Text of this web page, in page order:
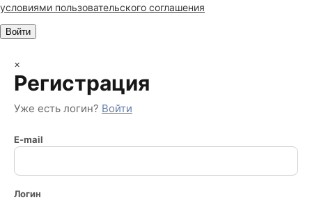
условиями пользовательского соглашения
×
Регистрация
Уже есть логин? Войти
E-mail
Логин